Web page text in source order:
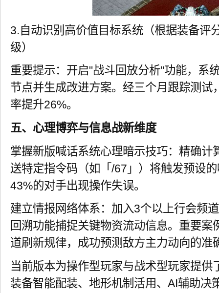
3.自动识别高价值目标系统（根据装备评
级）
重要提示：开启"战斗回放分析"功能，系
节点并生成改进方案。经三个月跟踪测试
率提升26%。
五、心理博弈与信息战新维度
掌握新版喊话系统心理暗示技巧：精确计
送特定指令码（如「/67」）将触发预设
43%的对手出现操作失误。
建立情报网络体系：加入3个以上行会频
回溯功能捕捉关键物资流动信息。重要案
道刷新规律，成功预测敌方主力动向的准
当前版本为操作型玩家与战术型玩家提供
装备智能配装、地形机制活用、AI辅助决